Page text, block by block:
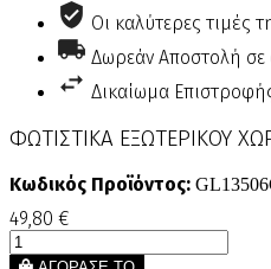
Οι καλύτερες τιμές
Δωρεάν Αποστολή σε
Δικαίωμα
ΦΩΤΙΣΤΙΚΑ ΕΞΩΤΕΡΙΚΟΥ
Κωδικός Προϊόντος:
49,80 €